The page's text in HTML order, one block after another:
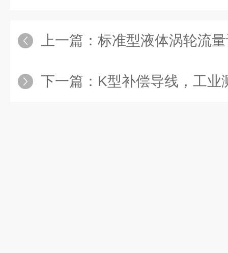
上一篇： 标准型液体涡轮流
下一篇： K型补偿导线，工业测温系统